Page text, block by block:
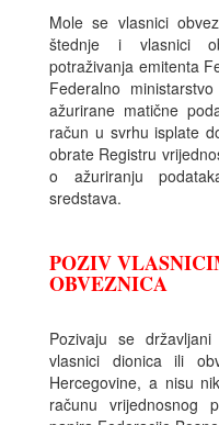
Mole se vlasnici
štednje i vlasnici
potraživanja emitenta
Federalno
ažurirane matične
račun u svrhu isplate
obrate Registru
o ažuriranju
sredstava.
POZIV
OBVEZNICA
Pozivaju se
vlasnici dionica ili
Hercegovine, a nisu
računu vrijednosnog